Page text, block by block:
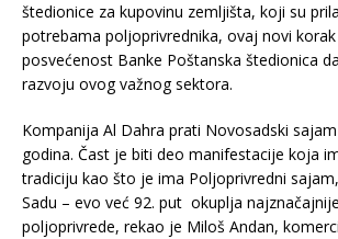
štedionice za kupovinu zemljišta, koji su
potrebama poljoprivrednika, ovaj novi
posvećenost Banke Poštanska štedionica
razvoju ovog važnog sektora.
Kompanija Al Dahra prati Novosadski
godina. Čast je biti deo manifestacije koja
tradiciju kao što je ima Poljoprivredni
Sadu – evo već 92. put okuplja
poljoprivrede, rekao je Miloš Andan,